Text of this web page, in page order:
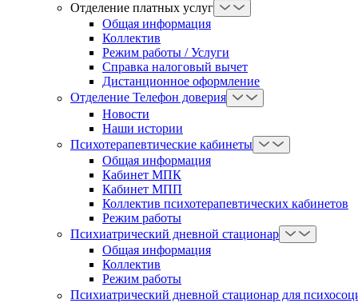
Отделение платных услуг
Общая информация
Коллектив
Режим работы / Услуги
Справка налоговый вычет
Дистанционное оформление
Отделение Телефон доверия
Новости
Наши истории
Психотерапевтические кабинеты
Общая информация
Кабинет МПК
Кабинет МПП
Коллектив психотерапевтических кабинетов
Режим работы
Психиатрический дневной стационар
Общая информация
Коллектив
Режим работы
Психиатрический дневной стационар для